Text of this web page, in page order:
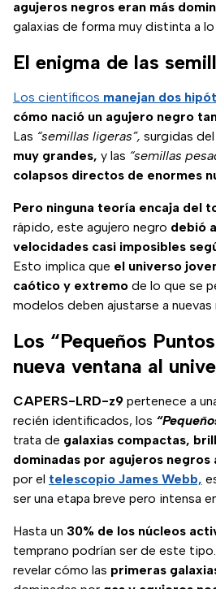
agujeros negros eran más
galaxias de forma muy distinta a
El enigma de las
Los científicos manejan dos
cómo nació un agujero negro
Las “semillas ligeras”, surgidas del
muy grandes, y las “semillas
colapsos directos de enormes
Pero ninguna teoría encaja del
rápido, este agujero negro debió
velocidades casi imposibles
Esto implica que el universo
caótico y extremo de lo que se
modelos deben ajustarse a nuevas
Los “Pequeños
nueva ventana al
CAPERS-LRD-z9 pertenece a
recién identificados, los
trata de galaxias compactas,
dominadas por agujeros negros
por el telescopio James Webb,
ser una etapa breve pero intensa
Hasta un 30% de los núcleos
temprano podrían ser de este
revelar cómo las primeras